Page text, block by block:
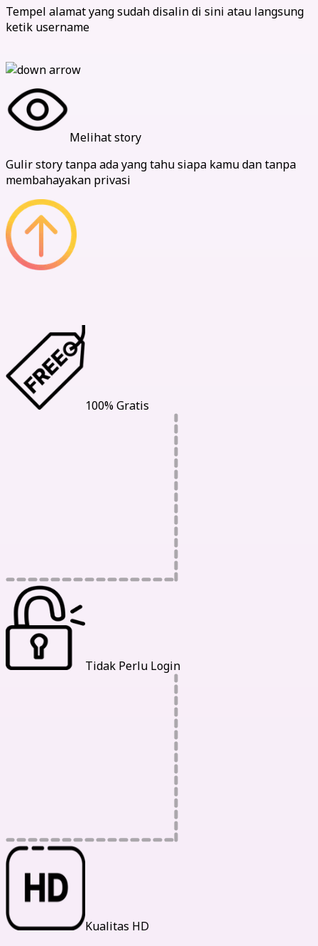
Tempel alamat yang sudah disalin di sini atau langsung
ketik username
Melihat story
Gulir story tanpa ada yang tahu siapa kamu dan tanpa
membahayakan privasi
100% Gratis
Tidak Perlu Login
Kualitas HD